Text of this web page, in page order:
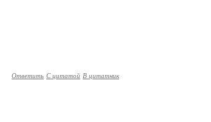
Ответить С цитатой В цитатник